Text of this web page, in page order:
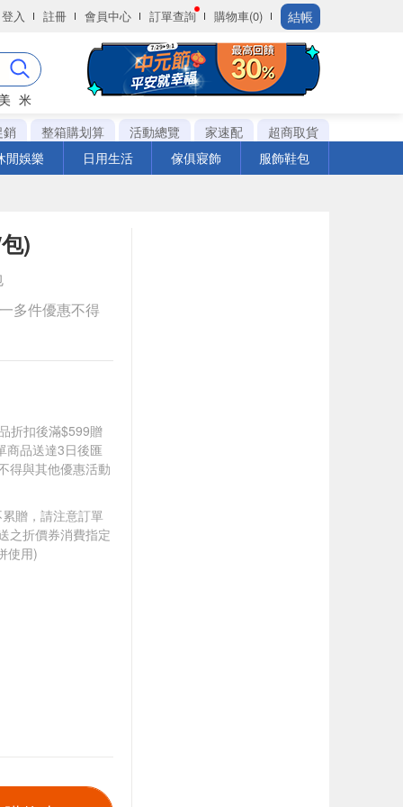
登入 註冊 會員中心 訂單查詢 購物車(0) 結帳
米
銷
整箱購划算 活動總覽 家速配
超商取貨
閒娛樂
日用生活 傢俱寢飾 服飾鞋包
)
多件優惠不得
折扣後滿$599贈
商品送達3日後匯
得與其他優惠活動
贈，請注意訂單
之折價券消費指定
使用)